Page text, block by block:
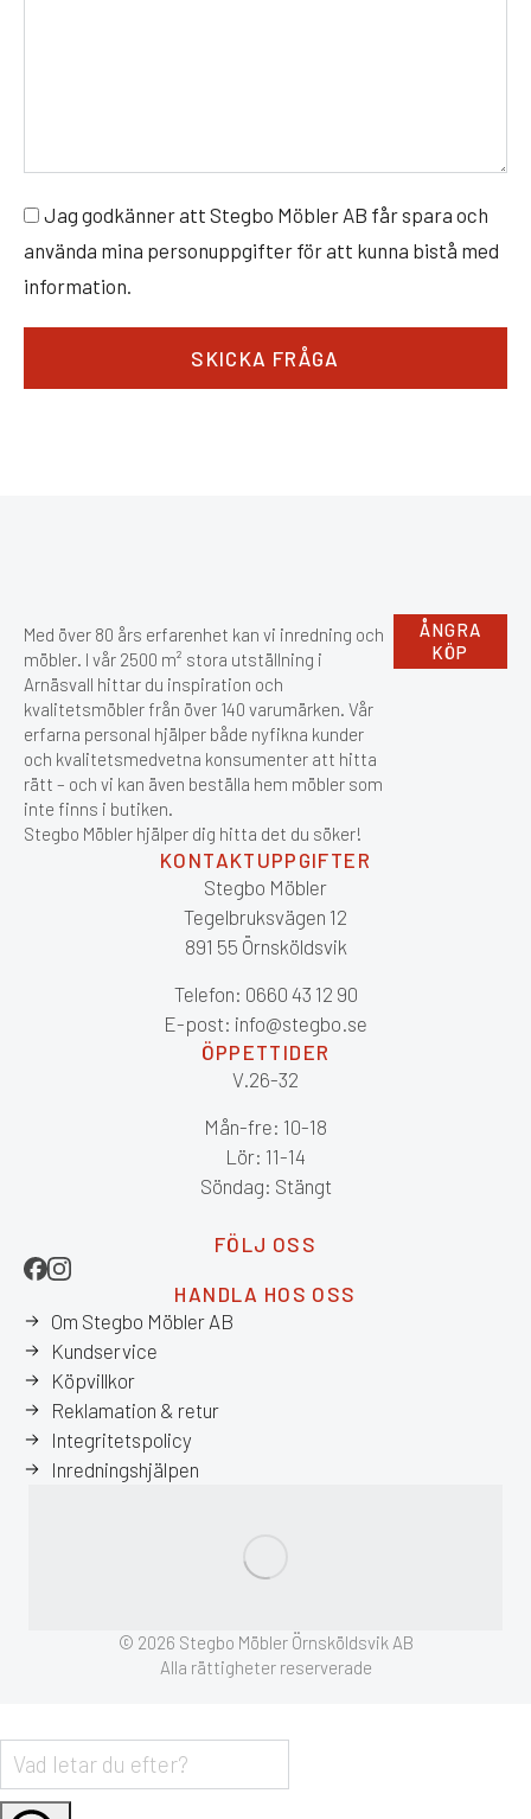
Jag godkänner att Stegbo Möbler AB får spara och
använda mina personuppgifter för att kunna bistå med
information.
SKICKA FRÅGA
Med över 80 års erfarenhet kan vi inredning och
möbler. I vår 2500 m² stora utställning i
Arnäsvall hittar du inspiration och
kvalitetsmöbler från över 140 varumärken. Vår
erfarna personal hjälper både nyfikna kunder
och kvalitetsmedvetna konsumenter att hitta
rätt – och vi kan även beställa hem möbler som
inte finns i butiken.
Stegbo Möbler hjälper dig hitta det du söker!
ÅNGRA
KÖP
KONTAKTUPPGIFTER
Stegbo Möbler
Tegelbruksvägen 12
891 55 Örnsköldsvik
Telefon: 0660 43 12 90
E-post: info@stegbo.se
ÖPPETTIDER
V.26-32
Mån-fre: 10-18
Lör: 11-14
Söndag: Stängt
FÖLJ OSS
HANDLA HOS OSS
Om Stegbo Möbler AB
Kundservice
Köpvillkor
Reklamation & retur
Integritetspolicy
Inredningshjälpen
© 2026 Stegbo Möbler Örnsköldsvik AB
Alla rättigheter reserverade